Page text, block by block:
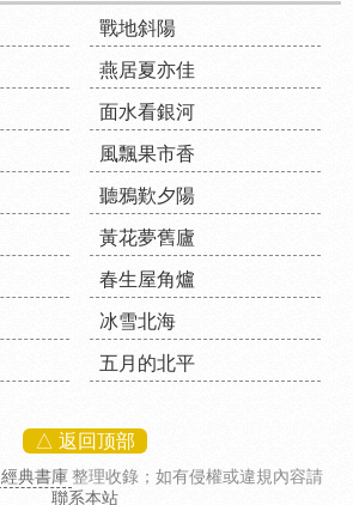
戰地斜陽
燕居夏亦佳
面水看銀河
風飄果市香
聽鴉歎夕陽
黃花夢舊廬
春生屋角爐
冰雪北海
五月的北平
△ 返回顶部
經典書庫整理收錄 ；如有侵權或違規內容請
聯系本站